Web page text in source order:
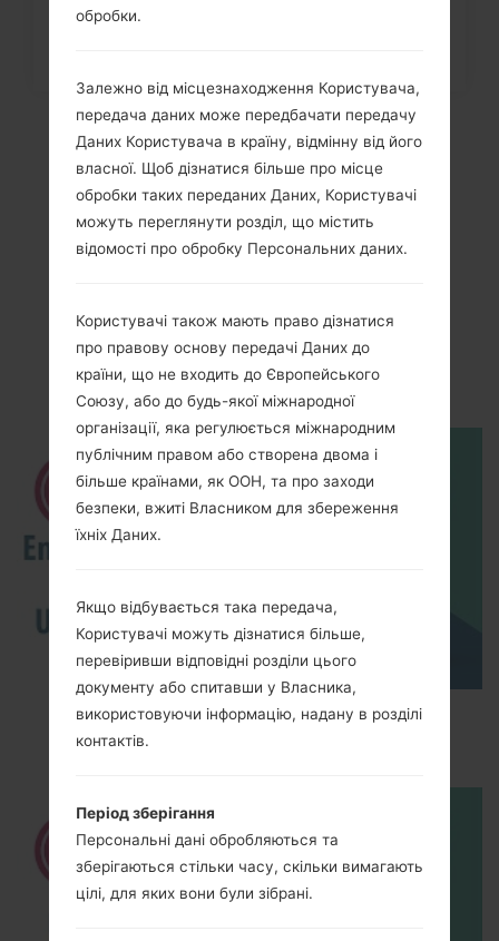
Відео
LGKM553(LGKM553)
How to Enable Developer Options & USB
обробки.
Залежно від місцезнаходження Користувача,
передача даних може передбачати передачу
Даних Користувача в країну, відмінну від його
власної. Щоб дізнатися більше про місце
обробки таких переданих Даних, Користувачі
можуть переглянути розділ, що містить
відомості про обробку Персональних даних.
Користувачі також мають право дізнатися
про правову основу передачі Даних до
країни, що не входить до Європейського
Союзу, або до будь-якої міжнародної
організації, яка регулюється міжнародним
публічним правом або створена двома і
більше країнами, як ООН, та про заходи
безпеки, вжиті Власником для збереження
їхніх Даних.
Якщо відбувається така передача,
Користувачі можуть дізнатися більше,
перевіривши відповідні розділи цього
документу або спитавши у Власника,
використовуючи інформацію, надану в розділі
контактів.
Період зберігання
Персональні дані обробляються та
зберігаються стільки часу, скільки вимагають
цілі, для яких вони були зібрані.